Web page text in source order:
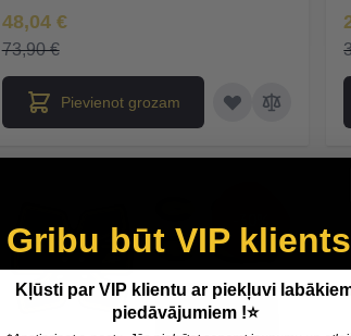
Īpaša Cena
48,04 €
73,90 €
Pievienot grozam
Gribu būt VIP
Kļūsti par VIP klientu ar piekļuvi
piedāvājumiem !⭐